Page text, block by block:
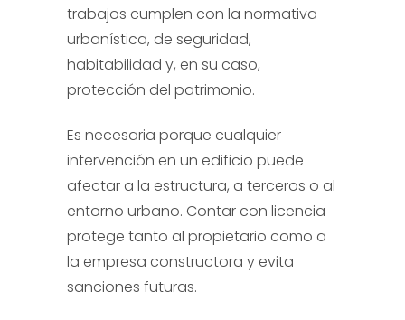
trabajos cumplen con la normativa
urbanística, de seguridad,
habitabilidad y, en su caso,
protección del patrimonio.
Es necesaria porque cualquier
intervención en un edificio puede
afectar a la estructura, a terceros o al
entorno urbano. Contar con licencia
protege tanto al propietario como a
la empresa constructora y evita
sanciones futuras.